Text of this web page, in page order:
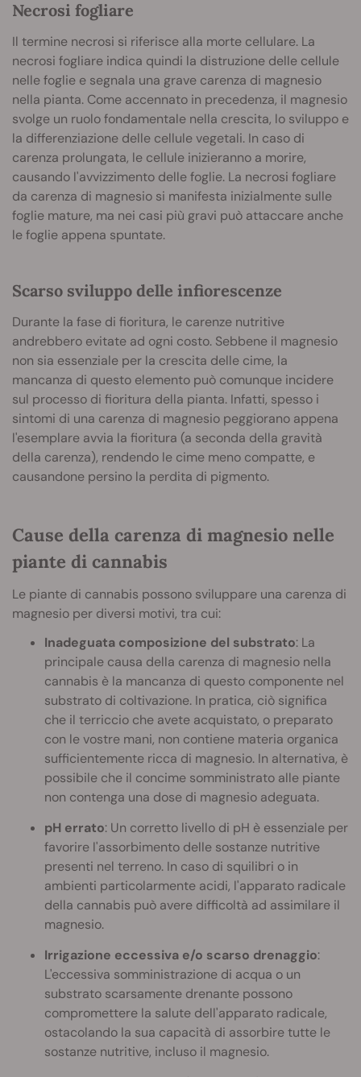
Necrosi fogliare
Il termine necrosi si riferisce alla morte cellulare. La
necrosi fogliare indica quindi la distruzione delle cellule
nelle foglie e segnala una grave carenza di magnesio
nella pianta. Come accennato in precedenza, il magnesio
svolge un ruolo fondamentale nella crescita, lo sviluppo e
la differenziazione delle cellule vegetali. In caso di
carenza prolungata, le cellule inizieranno a morire,
causando l'avvizzimento delle foglie. La necrosi fogliare
da carenza di magnesio si manifesta inizialmente sulle
foglie mature, ma nei casi più gravi può attaccare anche
le foglie appena spuntate.
Scarso sviluppo delle infiorescenze
Durante la fase di fioritura, le carenze nutritive
andrebbero evitate ad ogni costo. Sebbene il magnesio
non sia essenziale per la crescita delle cime, la
mancanza di questo elemento può comunque incidere
sul processo di fioritura della pianta. Infatti, spesso i
sintomi di una carenza di magnesio peggiorano appena
l'esemplare avvia la fioritura (a seconda della gravità
della carenza), rendendo le cime meno compatte, e
causandone persino la perdita di pigmento.
Cause della carenza di magnesio nelle
piante di cannabis
Le piante di cannabis possono sviluppare una carenza di
magnesio per diversi motivi, tra cui:
Inadeguata composizione del substrato: La
principale causa della carenza di magnesio nella
cannabis è la mancanza di questo componente nel
substrato di coltivazione. In pratica, ciò significa
che il terriccio che avete acquistato, o preparato
con le vostre mani, non contiene materia organica
sufficientemente ricca di magnesio. In alternativa, è
possibile che il concime somministrato alle piante
non contenga una dose di magnesio adeguata.
pH errato: Un corretto livello di pH è essenziale per
favorire l'assorbimento delle sostanze nutritive
presenti nel terreno. In caso di squilibri o in
ambienti particolarmente acidi, l'apparato radicale
della cannabis può avere difficoltà ad assimilare il
magnesio.
Irrigazione eccessiva e/o scarso drenaggio:
L'eccessiva somministrazione di acqua o un
substrato scarsamente drenante possono
compromettere la salute dell'apparato radicale,
ostacolando la sua capacità di assorbire tutte le
sostanze nutritive, incluso il magnesio.